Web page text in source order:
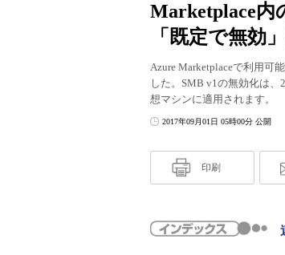
Marketplace内
「既定で無効
Azure Marketplaceで利用可
した。SMB v1の無効化は、
想マシンに適用されます。
2017年09月01日 05時00分 公開
印刷